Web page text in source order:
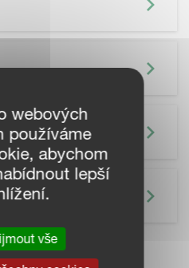
webových
používáme
abychom
lepší
vše